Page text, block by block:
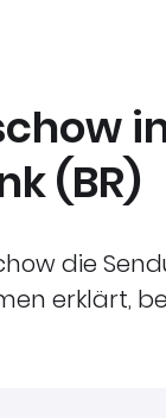
(BR)
die
erklärt,